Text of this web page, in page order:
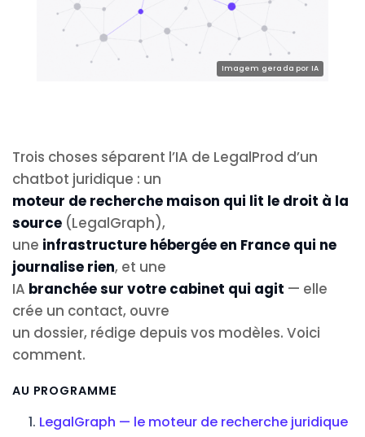
Trois choses séparent l’IA de LegalProd d’un
chatbot juridique : un
moteur de recherche maison qui lit le droit à la
source (LegalGraph),
une infrastructure hébergée en France qui ne
journalise rien, et une
IA branchée sur votre cabinet qui agit — elle
crée un contact, ouvre
un dossier, rédige depuis vos modèles. Voici
comment.
AU PROGRAMME
LegalGraph — le moteur de recherche juridique